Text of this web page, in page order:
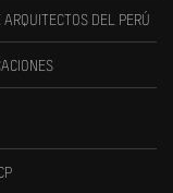
ARQUITECTOS DEL PERÚ